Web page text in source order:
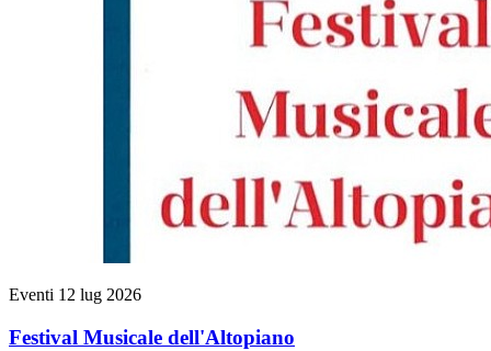
Eventi 12 lug 2026
Festival Musicale dell'Altopiano